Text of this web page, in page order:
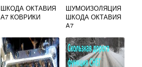
ШКОДА ОКТАВИЯ
А7 КОВРИКИ
ШУМОИЗОЛЯЦИЯ
ШКОДА ОКТАВИЯ
А7